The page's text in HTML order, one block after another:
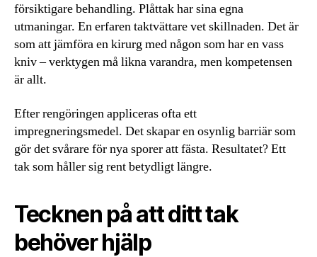
försiktigare behandling. Plåttak har sina egna
utmaningar. En erfaren taktvättare vet skillnaden. Det är
som att jämföra en kirurg med någon som har en vass
kniv – verktygen må likna varandra, men kompetensen
är allt.
Efter rengöringen appliceras ofta ett
impregneringsmedel. Det skapar en osynlig barriär som
gör det svårare för nya sporer att fästa. Resultatet? Ett
tak som håller sig rent betydligt längre.
Tecknen på att ditt tak
behöver hjälp